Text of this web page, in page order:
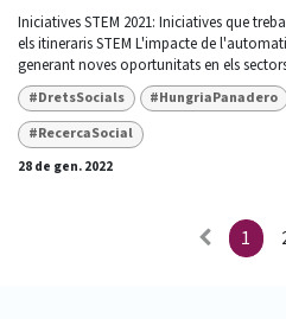
Iniciatives STEM 2021: Iniciatives que
els itineraris STEM L'impacte de
generant noves oportunitats en els
#DretsSocials #HungriaPanadero
#RecercaSocial
28 de gen. 2022
1